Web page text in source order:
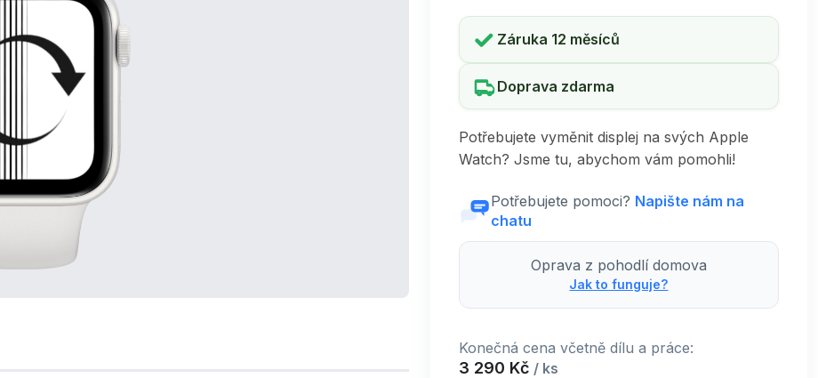
Záruka 12 měsíců
Doprava zdarma
Potřebujete vyměnit displej na svých Apple
Watch? Jsme tu, abychom vám pomohli!
Potřebujete pomoci? Napište nám na
chatu
Oprava z pohodlí domova
Jak to funguje?
Konečná cena včetně dílu a práce:
3 290 Kč / ks